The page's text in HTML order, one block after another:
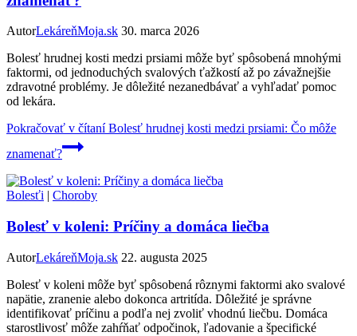
AutorLekáreňMoja.sk 30. marca 2026
Bolesť hrudnej kosti medzi prsiami môže byť spôsobená mnohými
faktormi, od jednoduchých svalových ťažkostí až po závažnejšie
zdravotné problémy. Je dôležité nezanedbávať a vyhľadať pomoc
od lekára.
Pokračovať v čítaníBolesť hrudnej kosti medzi prsiami: Čo môže
znamenať?
Bolesťi | Choroby
Bolesť v koleni: Príčiny a domáca liečba
AutorLekáreňMoja.sk 22. augusta 2025
Bolesť v koleni môže byť spôsobená rôznymi faktormi ako svalové
napätie, zranenie alebo dokonca artritída. Dôležité je správne
identifikovať príčinu a podľa nej zvoliť vhodnú liečbu. Domáca
starostlivosť môže zahŕňať odpočinok, ľadovanie a špecifické